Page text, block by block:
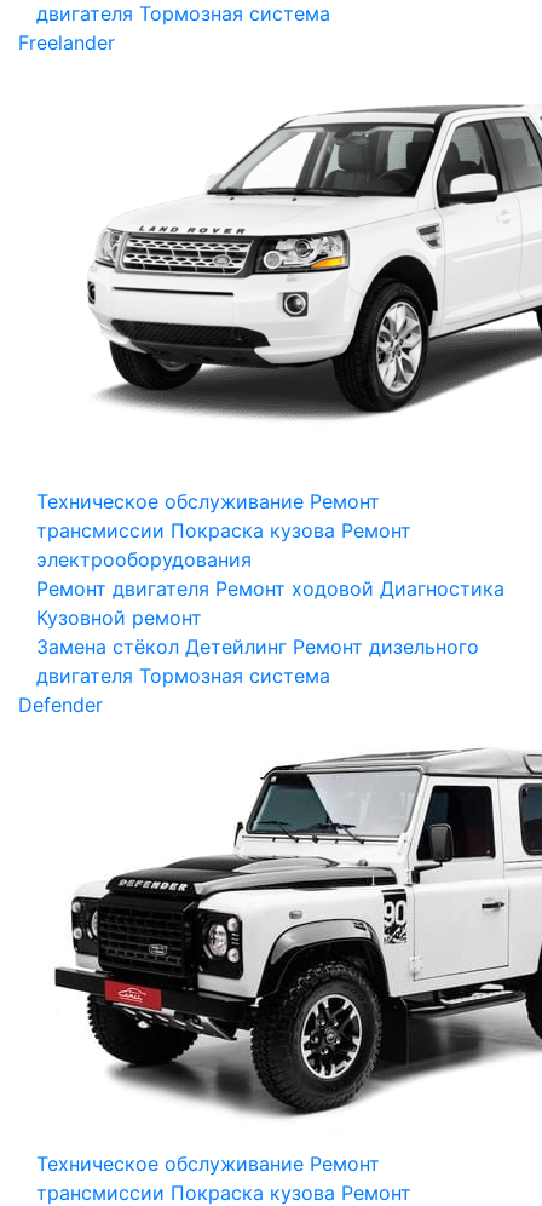
двигателя Тормозная система
Freelander
Техническое обслуживание Ремонт
трансмиссии Покраска кузова Ремонт
электрооборудования
Ремонт двигателя Ремонт ходовой Диагностика
Кузовной ремонт
Замена стёкол Детейлинг Ремонт дизельного
двигателя Тормозная система
Defender
Техническое обслуживание Ремонт
трансмиссии Покраска кузова Ремонт